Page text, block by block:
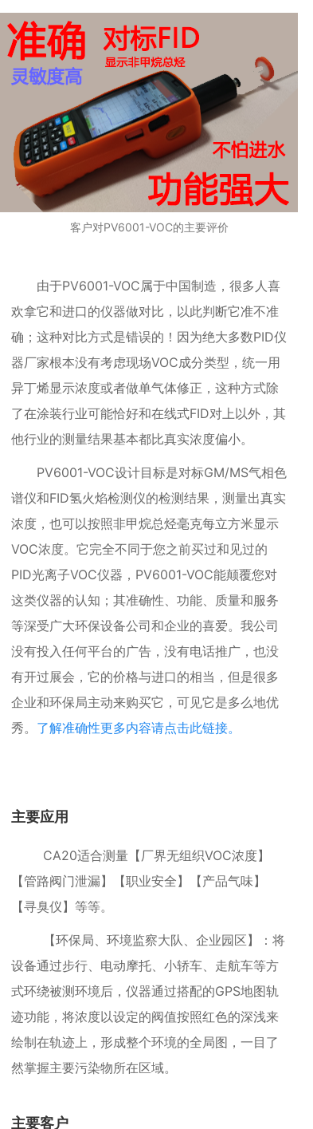
客户对PV6001-VOC的主要评价
由于PV6001-VOC属于中国制造，很多人喜
欢拿它和进口的仪器做对比，以此判断它准不准
确；这种对比方式是错误的！因为绝大多数PID仪
器厂家根本没有考虑现场VOC成分类型，统一用
异丁烯显示浓度或者做单气体修正，这种方式除
了在涂装行业可能恰好和在线式FID对上以外，其
他行业的测量结果基本都比真实浓度偏小。
PV6001-VOC设计目标是对标GM/MS气相色
谱仪和FID氢火焰检测仪的检测结果，测量出真实
浓度，也可以按照非甲烷总烃毫克每立方米显示
VOC浓度。它完全不同于您之前买过和见过的
PID光离子VOC仪器， PV6001-VOC能颠覆您对
这类仪器的认知 ；其准确性、 功能、 质量和服务
等深受广大环保设备公司和企业的喜爱。我公司
没有投入任何平台的广告，没有电话推广，也没
有开过展会，它的价格与进口的相当，但是很多
企业和环保局主动来购买它，可见它是多么地优
秀。 了解准确性更多内容请点击此链接。
主要应用
CA20适合测量【厂界无组织VOC浓度】
【管路阀门泄漏】【职业安全】【产品气味】
【寻臭仪】等等。
【环保局、环境监察大队、 企业园区】：将
设备通过步行、电动摩托、小轿车、走航车等方
式环绕被测环境后，仪器通过搭配的GPS地图轨
迹功能，将浓度以设定的阀值按照红色的深浅来
绘制在轨迹上，形成整个环境的全局图，一目了
然掌握主要污染物所在区域。
主要客户